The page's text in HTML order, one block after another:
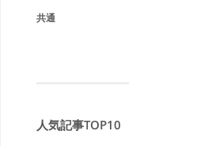
共通
人気記事TOP10